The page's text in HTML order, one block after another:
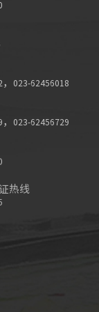
， 023-62456018
， 023-62456729
热线